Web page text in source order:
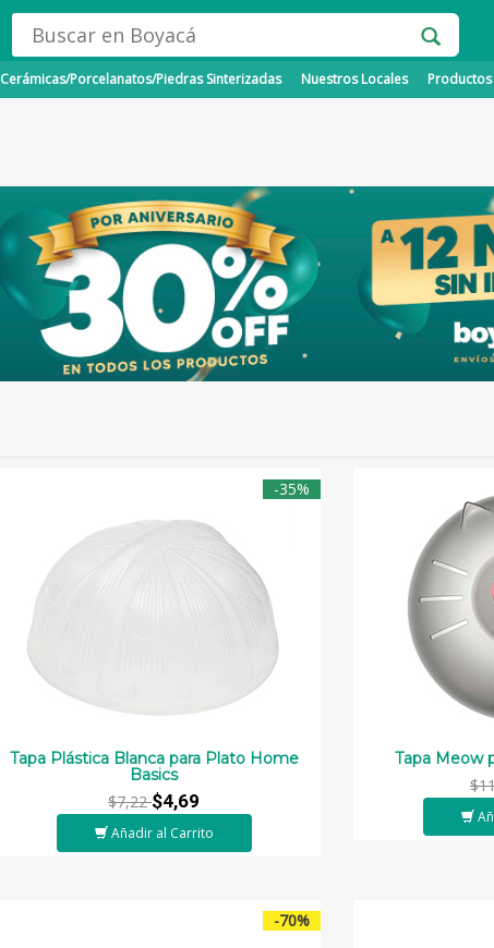
Cerámicas/Porcelanatos/Piedras Sinterizadas Nuestros Locales
-35%
Tapa Plástica Blanca para Plato Home
Basics
$7,22$4,69
Añadir al Carrito
Tapa Meow
-70%